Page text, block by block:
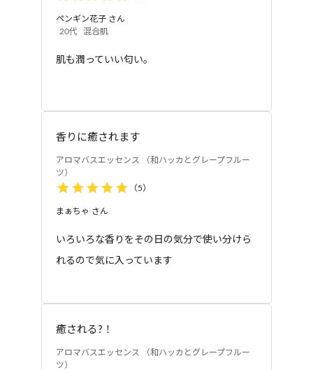
ても大丈夫ですか？
妊娠中は、肌や香りに対して非常に敏感
ペンギン花子 さん
20代
混合肌
肌も潤っていい匂い。
香りに癒されます
アロマバスエッセンス （和ハッカとグレープフルー
ツ）
（5）
まぁちゃ さん
いろいろな香りをその日の気分で使い分けら
れるので気に入っています
癒される?！
アロマバスエッセンス （和ハッカとグレープフルー
ツ）